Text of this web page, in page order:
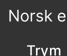
Norsk
Trym